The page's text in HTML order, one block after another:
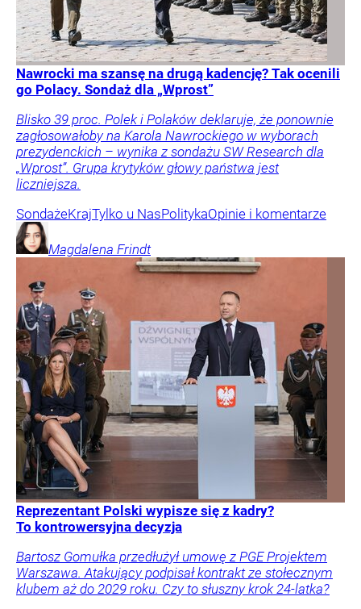
Nawrocki ma szansę na drugą kadencję? Tak ocenili
go Polacy. Sondaż dla „Wprost”
Blisko 39 proc. Polek i Polaków deklaruje, że ponownie
zagłosowałoby na Karola Nawrockiego w wyborach
prezydenckich – wynika z sondażu SW Research dla
„Wprost”. Grupa krytyków głowy państwa jest
liczniejsza.
SondażeKrajTylko u NasPolitykaOpinie i komentarze
Magdalena Frindt
Reprezentant Polski wypisze się z kadry?
To kontrowersyjna decyzja
Bartosz Gomułka przedłużył umowę z PGE Projektem
Warszawa. Atakujący podpisał kontrakt ze stołecznym
klubem aż do 2029 roku. Czy to słuszny krok 24-latka?